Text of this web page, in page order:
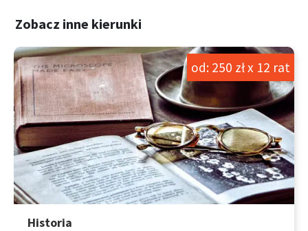
Zobacz inne kierunki
Historia
od: 250 zł x 12 rat